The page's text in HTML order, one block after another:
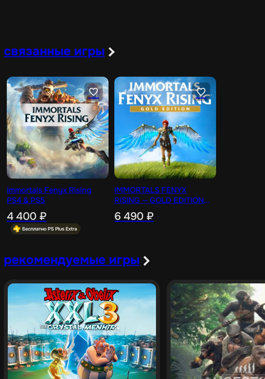
связанные игры
Immortals Fenyx Rising
PS4 & PS5
4 400 ₽
IMMORTALS FENYX
RISING — GOLD EDITION
PS4 & PS5
6 490 ₽
рекомендуемые игры